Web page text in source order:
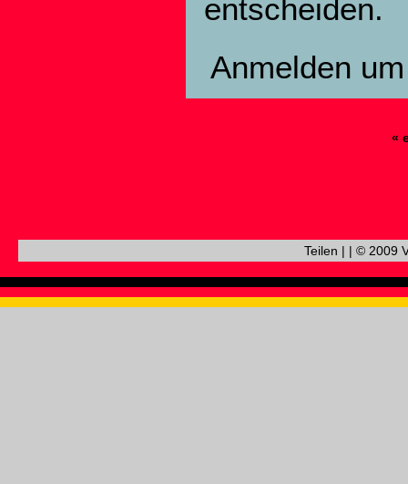
entscheiden.
Anmelden
«
Teilen | | © 2009